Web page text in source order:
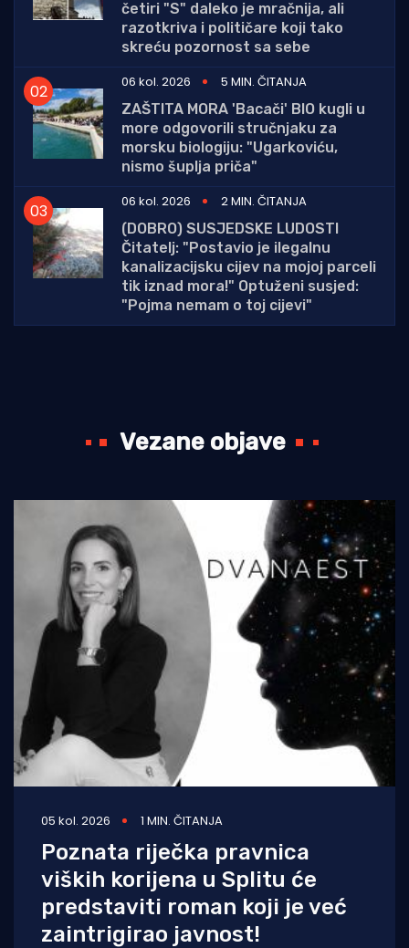
četiri "S" daleko je mračnija, ali
razotkriva i političare koji tako
skreću pozornost sa sebe
06 kol. 2026
5 MIN. ČITANJA
ZAŠTITA MORA 'Bacači' BIO kugli u
more odgovorili stručnjaku za
morsku biologiju: "Ugarkoviću,
nismo šuplja priča"
06 kol. 2026
2 MIN. ČITANJA
(DOBRO) SUSJEDSKE LUDOSTI
Čitatelj: "Postavio je ilegalnu
kanalizacijsku cijev na mojoj parceli
tik iznad mora!" Optuženi susjed:
"Pojma nemam o toj cijevi"
Vezane objave
05 kol. 2026 1 MIN. ČITANJA
Poznata riječka pravnica
viških korijena u Splitu će
predstaviti roman koji je već
zaintrigirao javnost!